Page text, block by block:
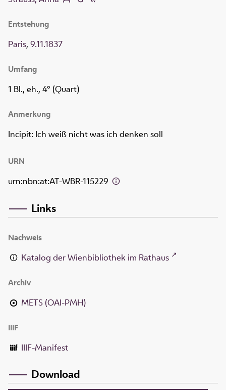
Entstehung
Paris, 9.11.1837
Umfang
1 Bl., eh., 4° (Quart)
Anmerkung
Incipit: Ich weiß nicht was ich denken soll
URN
urn:nbn:at:AT-WBR-115229
Links
Nachweis
Katalog der Wienbibliothek im Rathaus
Archiv
METS (OAI-PMH)
IIIF
IIIF-Manifest
Download